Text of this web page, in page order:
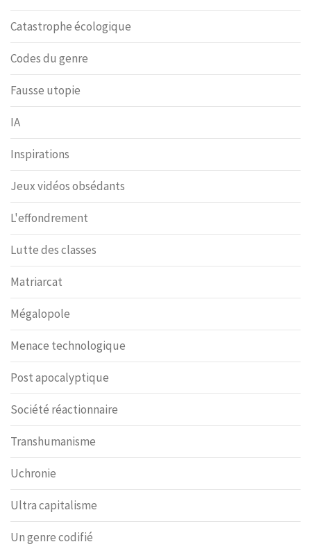
Catastrophe écologique
Codes du genre
Fausse utopie
IA
Inspirations
Jeux vidéos obsédants
L'effondrement
Lutte des classes
Matriarcat
Mégalopole
Menace technologique
Post apocalyptique
Société réactionnaire
Transhumanisme
Uchronie
Ultra capitalisme
Un genre codifié